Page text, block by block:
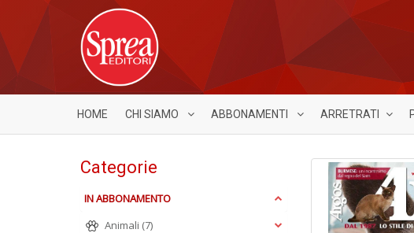
HOME CHI SIAMO ABBONAMENTI ARRETRATI
Categorie
IN ABBONAMENTO
Animali (7)